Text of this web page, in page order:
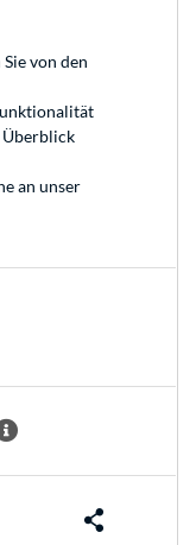
von den
Überblick
an unser